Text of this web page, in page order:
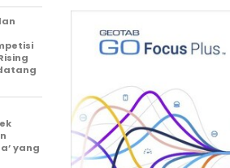
yang